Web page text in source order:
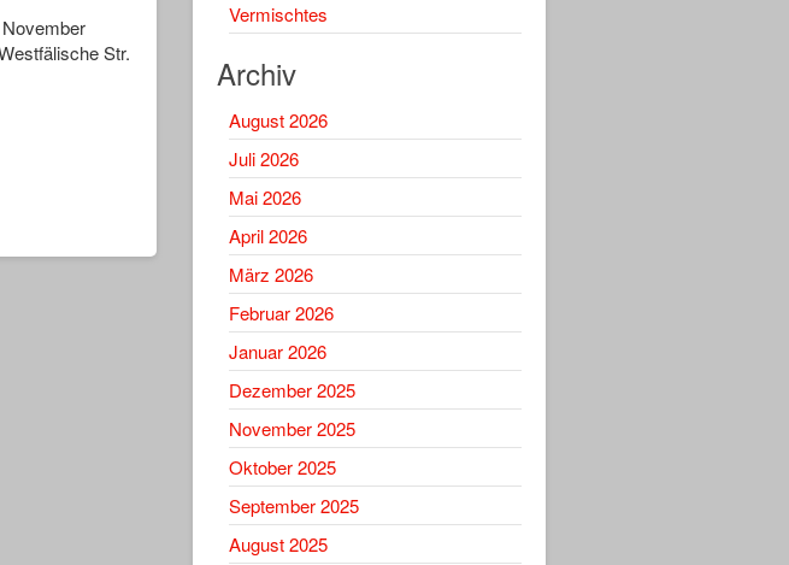
Str.
Vermischtes
Archiv
August 2026
Juli 2026
Mai 2026
April 2026
März 2026
Februar 2026
Januar 2026
Dezember 2025
November 2025
Oktober 2025
September 2025
August 2025